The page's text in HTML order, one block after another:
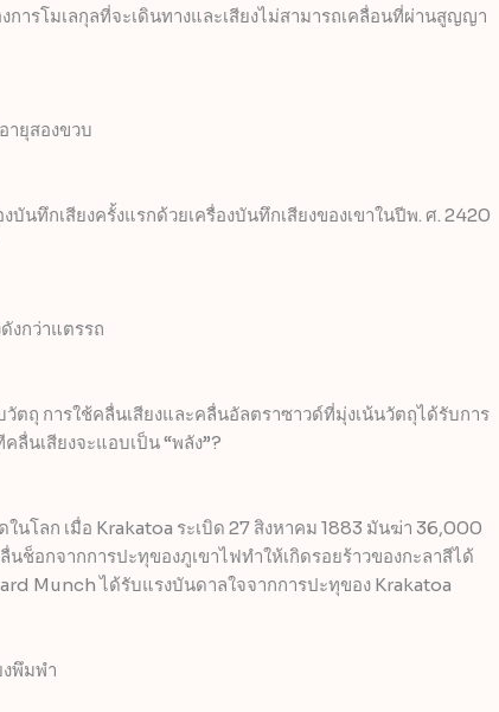
การโมเลกุลที่จะเดินทางและเสียงไม่สามารถเคลื่อนที่ผ่านสูญญา
ายุสองขวบ
ทึกเสียงครั้งแรกด้วยเครื่องบันทึกเสียงของเขาในปีพ. ศ. 2420
งกว่าแตรรถ
ตถุ การใช้คลื่นเสียงและคลื่นอัลตราซาวด์ที่มุ่งเน้นวัตถุได้รับการ
นเสียงจะแอบเป็น “พลัง”?
ในโลก เมื่อ Krakatoa ระเบิด 27 สิงหาคม 1883 มันฆ่า 36,000
ช็อกจากการปะทุของภูเขาไฟทำให้เกิดรอยร้าวของกะลาสีได้
Munch ได้รับแรงบันดาลใจจากการปะทุของ Krakatoa
พึมพำ